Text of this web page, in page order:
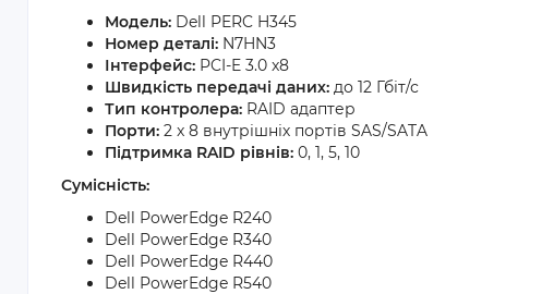
Модель: Dell PERC H345
Номер деталі: N7HN3
Інтерфейс: PCI-E 3.0 x8
Швидкість передачі даних: до 12 Гбіт/с
Тип контролера: RAID адаптер
Порти: 2 x 8 внутрішніх портів SAS/SATA
Підтримка RAID рівнів: 0, 1, 5, 10
Сумісність:
Dell PowerEdge R240
Dell PowerEdge R340
Dell PowerEdge R440
Dell PowerEdge R540